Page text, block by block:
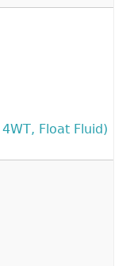
4WT, Float Fluid)